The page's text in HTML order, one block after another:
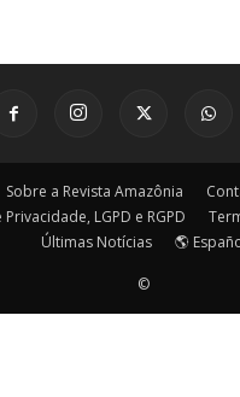
Sobre a Revista Amazônia
LGPD e RGPD
Últimas Notícias
🌎
©